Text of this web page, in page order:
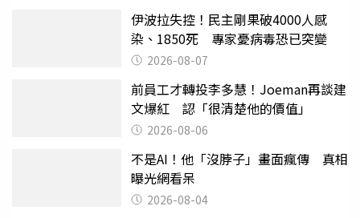
伊波拉失控！民主剛果破4000人感
染、1850死 專家憂病毒恐已突變
2026-08-07
前員工才轉投李多慧！Joeman再談建
文爆紅 認「很清楚他的價值」
2026-08-06
不是AI！他「沒脖子」畫面瘋傳 真相
曝光網看呆
2026-08-04